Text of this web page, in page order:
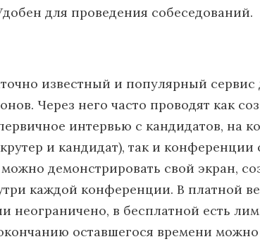
для проведения собеседований.
известный и популярный сервис
Через него часто проводят как
интервью с кандидатов, на
и кандидат), так и
демонстрировать свой экран,
каждой конференции. В платной
неограничено, в бесплатной есть
оставшегося времени можно